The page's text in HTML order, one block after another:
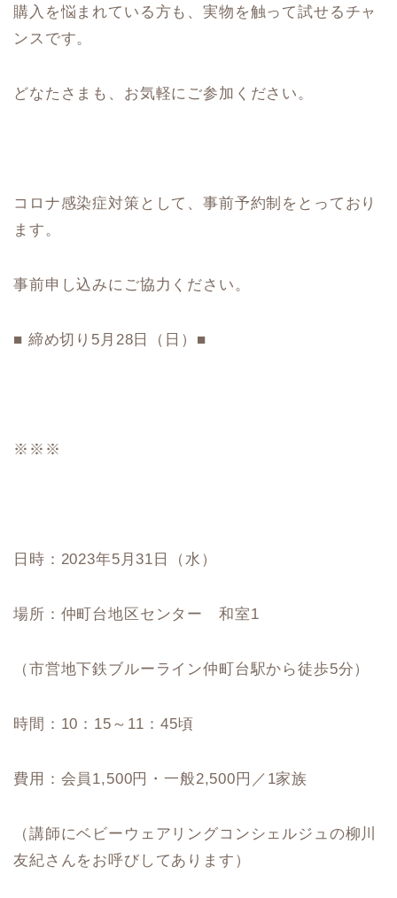
購入を悩まれている方も、実物を触って試せるチャ
ンスです。
どなたさまも、お気軽にご参加ください。
コロナ感染症対策として、事前予約制をとっており
ます。
事前申し込みにご協力ください。
■ 締め切り5月28日（日）■
※※※
日時：2023年5月31日（水）
場所：仲町台地区センター 和室1
（市営地下鉄ブルーライン仲町台駅から徒歩5分）
時間：10：15～11：45頃
費用：会員1,500円・一般2,500円／1家族
（講師にベビーウェアリングコンシェルジュの柳川
友紀さんをお呼びしてあります）